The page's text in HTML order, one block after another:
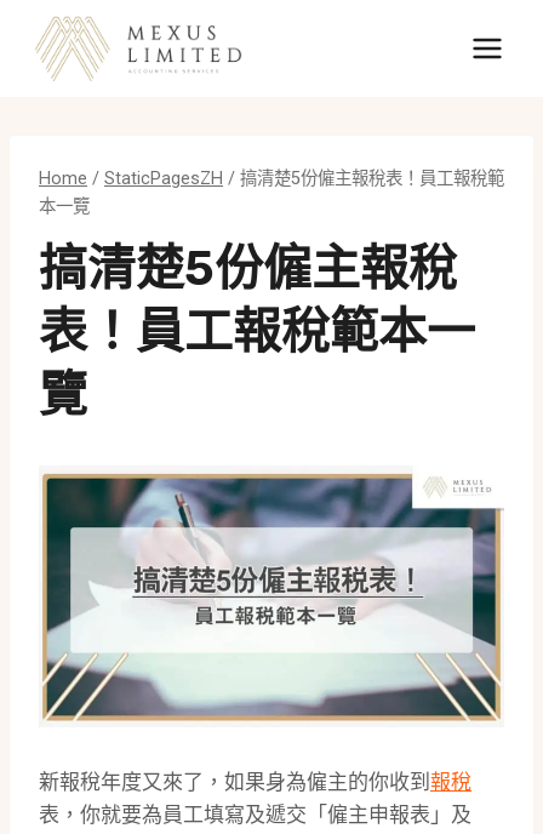
content
Home / StaticPagesZH / 搞清楚5份僱主報稅表！員工報稅範
本一覽
搞清楚5份僱主報稅
表！員工報稅範本一
覽
新報稅年度又來了，如果身為僱主的你收到 報稅
表，你就要為員工填寫及遞交「僱主申報表」及